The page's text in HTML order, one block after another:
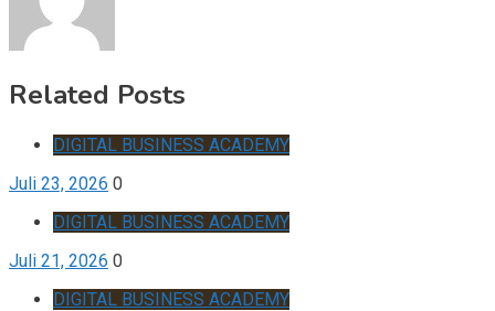
Related Posts
DIGITAL BUSINESS ACADEMY
Juli 23, 2026 0
DIGITAL BUSINESS ACADEMY
Juli 21, 2026 0
DIGITAL BUSINESS ACADEMY